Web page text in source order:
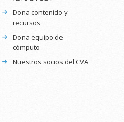
Dona contenido y
recursos
Dona equipo de
cómputo
Nuestros socios del CVA